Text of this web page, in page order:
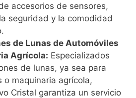
accesorios de sensores,
seguridad y la comodidad
de Lunas de Automóviles
Agrícola: Especializados
de lunas, ya sea para
o maquinaria agrícola,
Cristal garantiza un servicio